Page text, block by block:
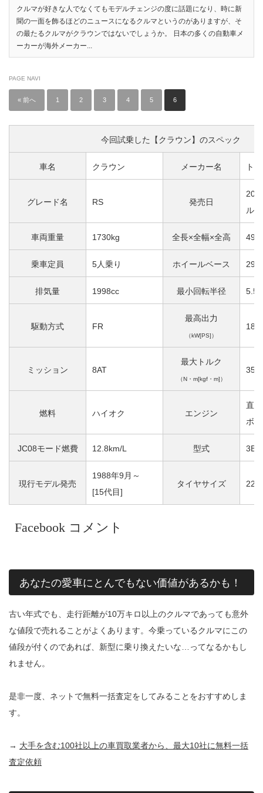
クルマが好きな人でなくてもモデルチェンジの度に話題になり、時に新
聞の一面を飾るほどのニュースになるクルマというのがありますが、そ
の最たるクルマがクラウンではないでしょうか。 日本の多くの自動車メ
ーカーが海外メーカー...
PAGE NAVI
« 前へ 1 2 3 4 5 6
今回試乗した【クラウン】のスペック
車名 クラウン メーカー名 ト
グレード名 RS 発売日
ル
車両重量 1730kg 全長×全幅×全高
乗車定員 5人乗り ホイールベース
排気量 1998cc 最小回転半径
駆動方式 FR
最高出力
（kW[PS]）
ミッション 8AT
最大トルク
（N・m[kgf・m]）
燃料 ハイオク エンジン
直
ボ
JC08モード燃費 12.8km/L 型式
現行モデル発売
1988年9月～
[15代目]
タイヤサイズ
Facebook コメント
あなたの愛車にとんでもない価値があるかも！
古い年式でも、走行距離が10万キロ以上のクルマであっても意外
な値段で売れることがよくあります。今乗っているクルマにこの
値段が付くのであれば、新型に乗り換えたいな…ってなるかもし
れません。
是非一度、ネットで無料一括査定をしてみることをおすすめしま
す。
→ 大手を含む100社以上の車買取業者から、最大10社に無料一括
査定依頼